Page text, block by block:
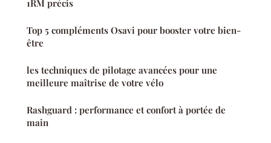
1RM précis
Top 5 compléments Osavi pour booster votre bien-
être
les techniques de pilotage avancées pour une
meilleure maîtrise de votre vélo
Rashguard : performance et confort à portée de
main